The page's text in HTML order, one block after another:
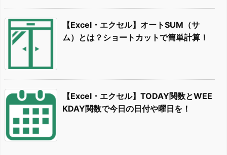
【Excel・エクセル】オートSUM（サ
ム）とは？ショートカットで簡単計算！
【Excel・エクセル】TODAY関数とWEE
KDAY関数で今日の日付や曜日を！